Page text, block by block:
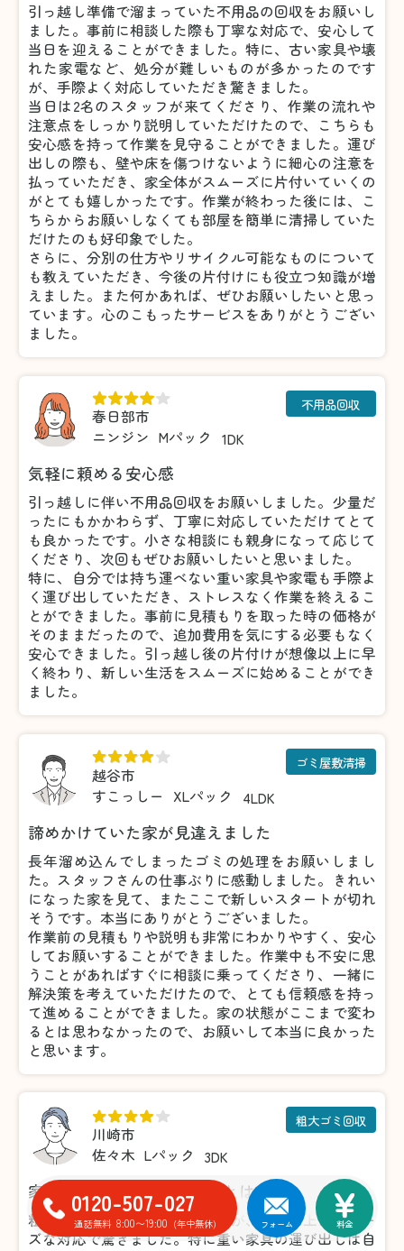
引っ越し準備で溜まっていた不用品の回収をお願いし
ました。事前に相談した際も丁寧な対応で、安心して
当日を迎えることができました。特に、古い家具や壊
れた家電など、処分が難しいものが多かったのです
が、手際よく対応していただき驚きました。
当日は2名のスタッフが来てくださり、作業の流れや
注意点をしっかり説明していただけたので、こちらも
安心感を持って作業を見守ることができました。運び
出しの際も、壁や床を傷つけないように細心の注意を
払っていただき、家全体がスムーズに片付いていくの
がとても嬉しかったです。作業が終わった後には、こ
ちらからお願いしなくても部屋を簡単に清掃していた
だけたのも好印象でした。
さらに、分別の仕方やリサイクル可能なものについて
も教えていただき、今後の片付けにも役立つ知識が増
えました。また何かあれば、ぜひお願いしたいと思っ
ています。心のこもったサービスをありがとうござい
ました。
春日部市
ニンジン Mパック 1DK
不用品回収
気軽に頼める安心感
引っ越しに伴い不用品回収をお願いしました。少量だ
ったにもかかわらず、丁寧に対応していただけてとて
も良かったです。小さな相談にも親身になって応じて
くださり、次回もぜひお願いしたいと思いました。
特に、自分では持ち運べない重い家具や家電も手際よ
く運び出していただき、ストレスなく作業を終えるこ
とができました。事前に見積もりを取った時の価格が
そのままだったので、追加費用を気にする必要もなく
安心できました。引っ越し後の片付けが想像以上に早
く終わり、新しい生活をスムーズに始めることができ
ました。
越谷市
すこっしー
XLパック 4LDK
ゴミ屋敷清掃
諦めかけていた家が見違えました
長年溜め込んでしまったゴミの処理をお願いしまし
た。スタッフさんの仕事ぶりに感動しました。きれい
になった家を見て、またここで新しいスタートが切れ
そうです。本当にありがとうございました。
作業前の見積もりや説明も非常にわかりやすく、安心
してお願いすることができました。作業中も不安に思
うことがあればすぐに相談に乗ってくださり、一緒に
解決策を考えていただけたので、とても信頼感を持っ
て進めることができました。家の状態がここまで変わ
るとは思わなかったので、お願いして本当に良かった
と思います。
川崎市
佐々木 Lパック 3DK
粗大ゴミ回収
家具の処分がこんなに楽だとは！
粗大ゴミの処分で利用しましたが、想像以上にスムー
ズな対応で驚きました。特に重い家具の運び出しは自
0120-507-027
通話無料 8:00〜19:00 (年中無休) フォーム 料金